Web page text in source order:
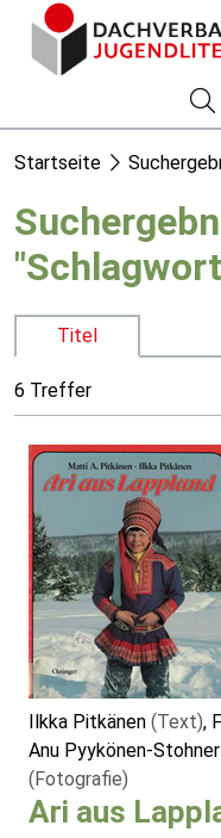
Startseite
Titel
6 Treffer
Ilkka Pitkänen (Text),
Anu Pyykönen-Stohner
(Fotografie)
Ari aus